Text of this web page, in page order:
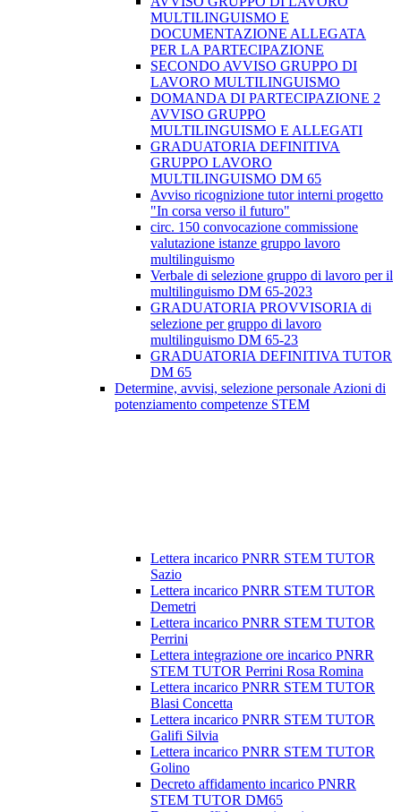
MULTILINGUISMO E
DOCUMENTAZIONE ALLEGATA
PER LA PARTECIPAZIONE
SECONDO AVVISO GRUPPO DI
LAVORO MULTILINGUISMO
DOMANDA DI PARTECIPAZIONE 2
AVVISO GRUPPO
MULTILINGUISMO E ALLEGATI
GRADUATORIA DEFINITIVA
GRUPPO LAVORO
MULTILINGUISMO DM 65
Avviso ricognizione tutor interni progetto
"In corsa verso il futuro"
circ. 150 convocazione commissione
valutazione istanze gruppo lavoro
multilinguismo
Verbale di selezione gruppo di lavoro per il
multilinguismo DM 65-2023
GRADUATORIA PROVVISORIA di
selezione per gruppo di lavoro
multilinguismo DM 65-23
GRADUATORIA DEFINITIVA TUTOR
DM 65
Determine, avvisi, selezione personale Azioni di
potenziamento competenze STEM
Lettera incarico PNRR STEM TUTOR
Sazio
Lettera incarico PNRR STEM TUTOR
Demetri
Lettera incarico PNRR STEM TUTOR
Perrini
Lettera integrazione ore incarico PNRR
STEM TUTOR Perrini Rosa Romina
Lettera incarico PNRR STEM TUTOR
Blasi Concetta
Lettera incarico PNRR STEM TUTOR
Galifi Silvia
Lettera incarico PNRR STEM TUTOR
Golino
Decreto affidamento incarico PNRR
STEM TUTOR DM65